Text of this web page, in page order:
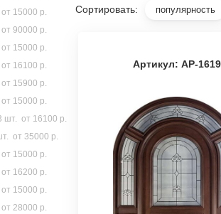
от 15000 р.
от 90000 р.
от 15000 р.
от 16100 р.
от 15900 р.
от 15000 р.
шт. от 16100 р.
от 35000 р.
от 15000 р.
от 16200 р.
от 15000 р.
от 28000 р.
Сортировать: популярность
Артикул: АР-1619